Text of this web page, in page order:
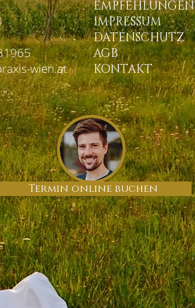
wien.at
EMPFEHLUNGEN
IMPRESSUM
DATENSCHUTZ
AGB
KONTAKT
Termin online buchen